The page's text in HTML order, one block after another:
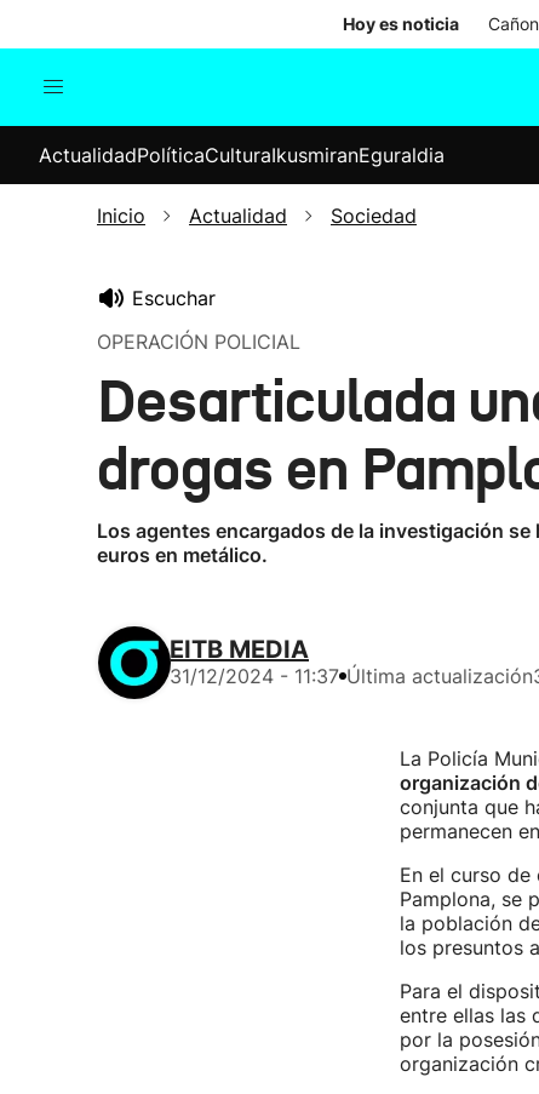
Hoy es noticia
Internacional
Elecciones
ActualidadPolíticaCulturaIkusmiranEguraldia
Inicio Actualidad Sociedad
Escuchar
OPERACIÓN POLICIAL
Desarticulada
drogas en
Los agentes encargados de la investigación
euros en metálico.
EITB MEDIA
31/12/2024 - 11:37 Última actualización
La Policía
organización
conjunta que
permanecen
En el curso
Pamplona, se
la población
los presuntos
Para el
entre ellas las
por la
organización